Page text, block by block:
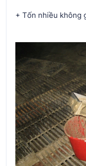
+ Tốn nhiều không